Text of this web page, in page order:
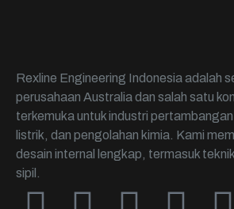
Rexline Engineering Indonesia adalah
perusahaan Australia dan salah satu
terkemuka untuk industri
listrik, dan pengolahan kimia. Kami
desain internal lengkap, termasuk
sipil.